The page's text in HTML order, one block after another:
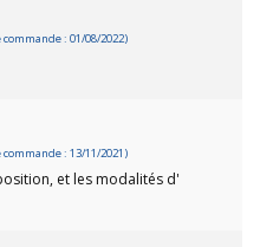
commande : 01/08/2022)
commande : 13/11/2021)
et les modalités d'